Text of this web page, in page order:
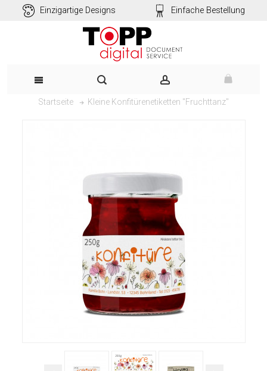
Einzigartige Designs Einfache Bestellung
Startseite Kleine Konfitürenetiketten "Fruchttanz"